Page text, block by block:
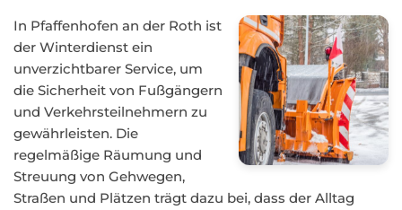
In Pfaffenhofen an der Roth ist
der Winterdienst ein
unverzichtbarer Service, um
die Sicherheit von Fußgängern
und Verkehrsteilnehmern zu
gewährleisten. Die
regelmäßige Räumung und
Streuung von Gehwegen,
Straßen und Plätzen trägt dazu bei, dass der Alltag